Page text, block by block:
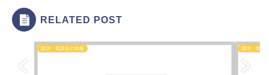
RELATED POST
講演・相談会の情報 講演・相談